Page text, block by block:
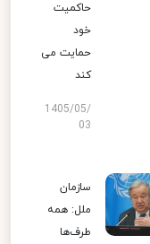
حاکمیت
خود
حمایت می
کند
1405/05/
03
سازمان
ملل: همه
طرف‌ها